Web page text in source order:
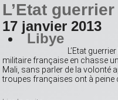
L’Etat guerrier
17 janvier 2013
Libye
L’Etat guerrier Par
militaire française en chasse
Mali, sans parler de la volonté
troupes françaises ont à peine